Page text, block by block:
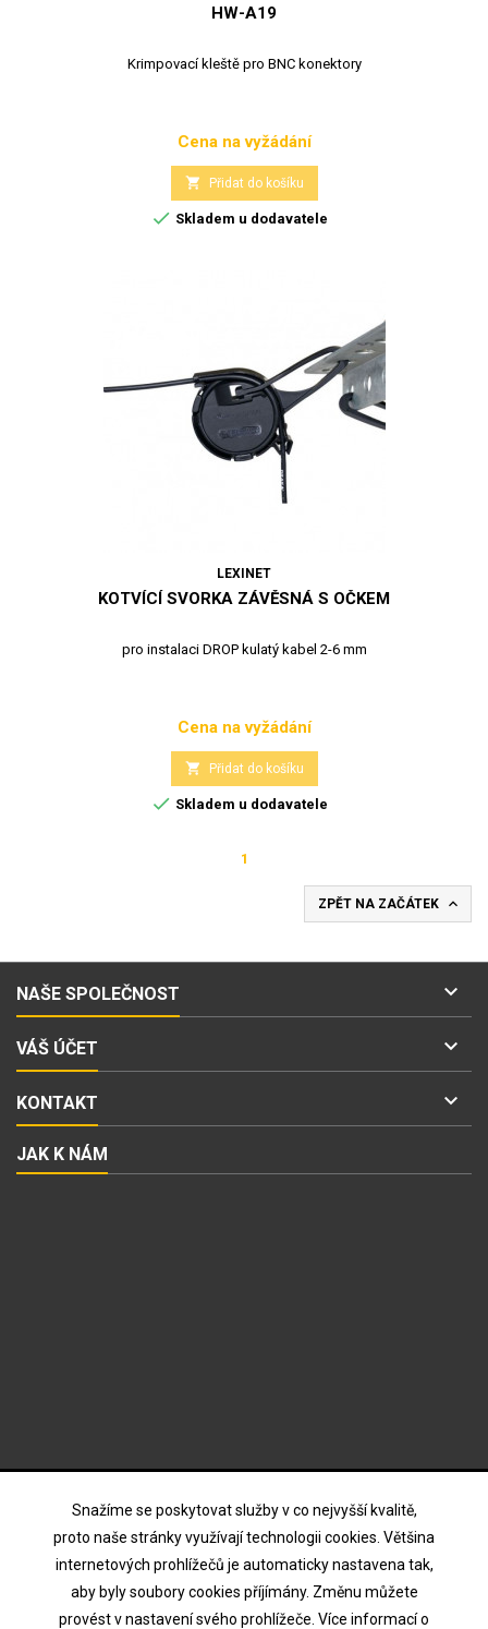
Snažíme se poskytovat služby v co nejvyšší kvalitě,
proto naše stránky využívají technologii cookies. Většina
internetových prohlížečů je automaticky nastavena tak,
aby byly soubory cookies příjímány. Změnu můžete
provést v nastavení svého prohlížeče. Více informací o
HW-A19
Krimpovací kleště pro BNC konektory
Cena
Cena na vyžádání
 Přidat do košíku
 Skladem u dodavatele
LEXINET
KOTVÍCÍ SVORKA ZÁVĚSNÁ S OČKEM
pro instalaci DROP kulatý kabel 2-6 mm
Cena
Cena na vyžádání
 Přidat do košíku
 Skladem u dodavatele
1
ZPĚT NA ZAČÁTEK 
NAŠE SPOLEČNOST 
VÁŠ ÚČET 
KONTAKT 
JAK K NÁM
Souhlasím s podmínkami a zásadami ochrany osobních
údajů